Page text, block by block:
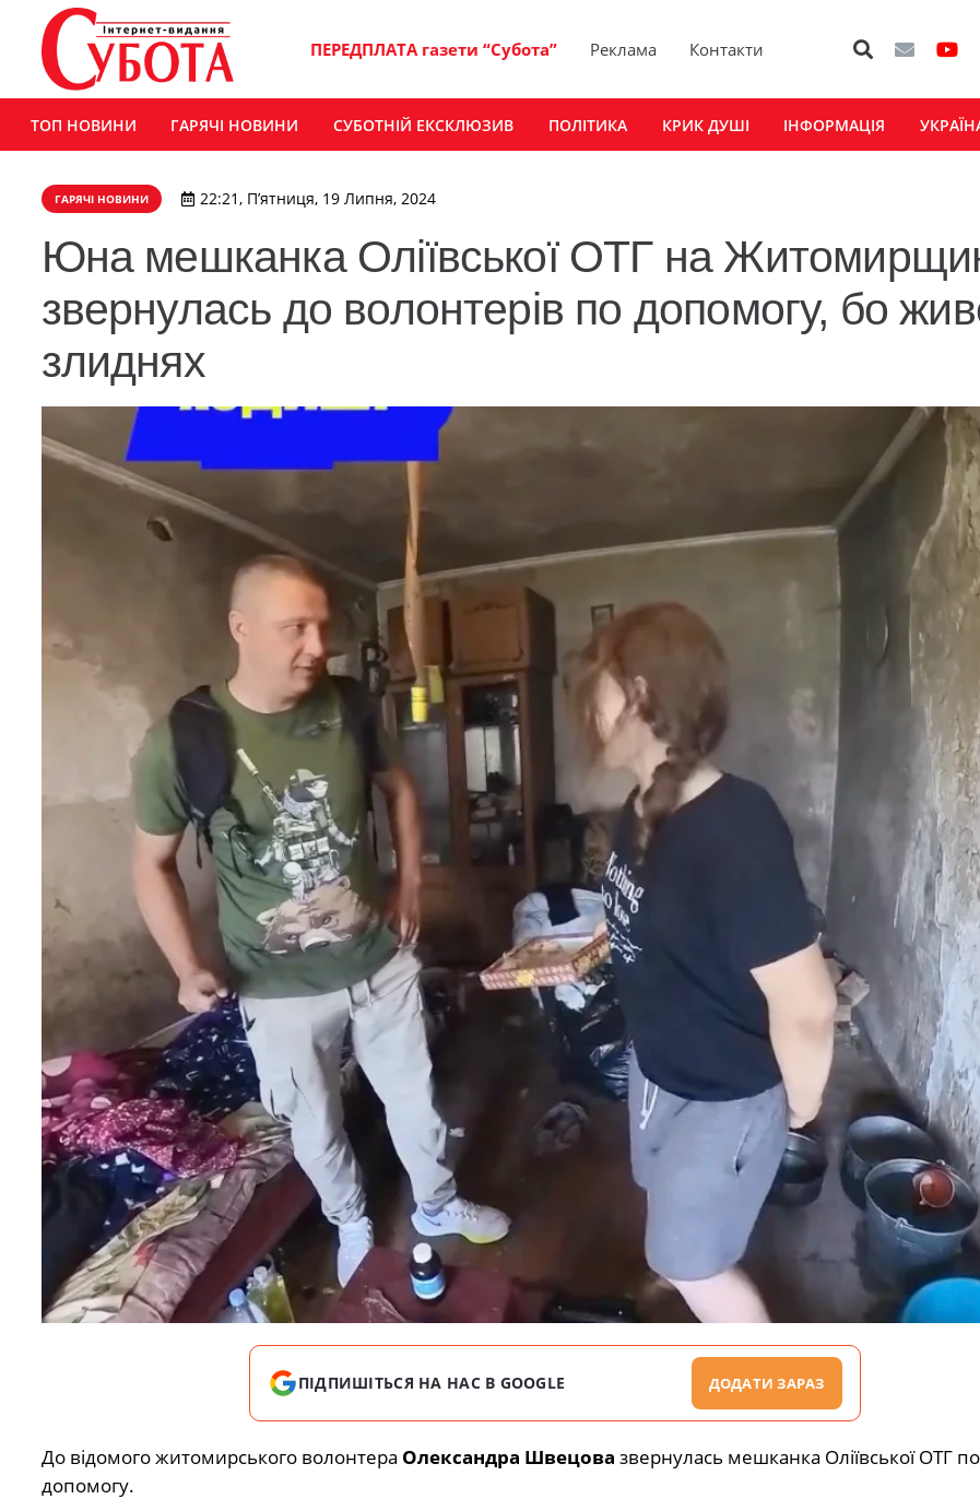
ПЕРЕДПЛАТА газети “Субота” Реклама Контакти
ТОП НОВИНИ ГАРЯЧІ НОВИНИ СУБОТНІЙ ЕКСКЛЮЗИВ ПОЛІТИКА КРИК ДУШІ ІНФОРМАЦІЯ
ГАРЯЧІ НОВИНИ 22:21, П’ятниця, 19 Липня, 2024
Юна мешканка Оліївської ОТГ на
звернулась до волонтерів по допомогу, бо
злиднях
ПІДПИШІТЬСЯ НА НАС В GOOGLE ДОДАТИ ЗАРАЗ
До відомого житомирського волонтера Олександра Швецова звернулась мешканка Оліївської ОТГ по
допомогу.